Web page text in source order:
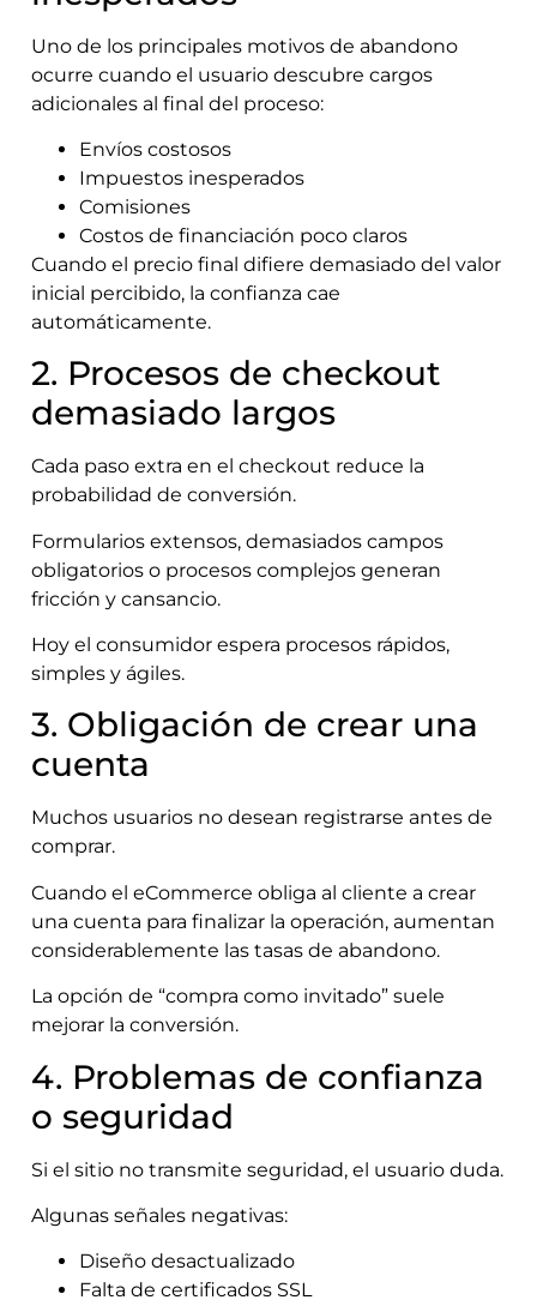
Uno de los principales motivos de abandono
ocurre cuando el usuario descubre cargos
adicionales al final del proceso:
Envíos costosos
Impuestos inesperados
Comisiones
Costos de financiación poco claros
Cuando el precio final difiere demasiado del valor
inicial percibido, la confianza cae
automáticamente.
2. Procesos de checkout
demasiado largos
Cada paso extra en el checkout reduce la
probabilidad de conversión.
Formularios extensos, demasiados campos
obligatorios o procesos complejos generan
fricción y cansancio.
Hoy el consumidor espera procesos rápidos,
simples y ágiles.
3. Obligación de crear una
cuenta
Muchos usuarios no desean registrarse antes de
comprar.
Cuando el eCommerce obliga al cliente a crear
una cuenta para finalizar la operación, aumentan
considerablemente las tasas de abandono.
La opción de “compra como invitado” suele
mejorar la conversión.
4. Problemas de confianza
o seguridad
Si el sitio no transmite seguridad, el usuario duda.
Algunas señales negativas:
Diseño desactualizado
Falta de certificados SSL